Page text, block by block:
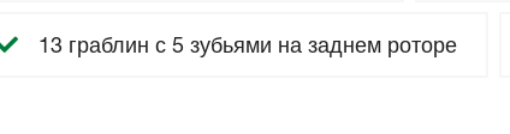
13 граблин с 5 зубьями на заднем роторе